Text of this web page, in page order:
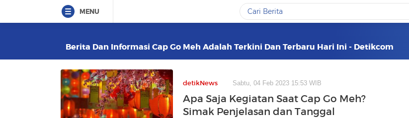
MENU
Berita Dan Informasi Cap Go Meh Adalah Terkini Dan Terbaru Hari Ini - Detikcom
detikNews Sabtu, 04 Feb 2023 15:53 WIB
Apa Saja Kegiatan Saat Cap Go Meh?
Simak Penjelasan dan Tanggal